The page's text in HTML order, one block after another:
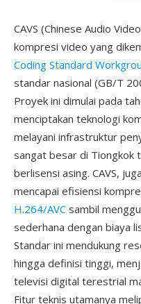
CAVS (Chinese Audio
kompresi video yang
Coding Standard
standar nasional (GB/T
Proyek ini dimulai pada
menciptakan teknologi
melayani infrastruktur
sangat besar di Tiongkok
berlisensi asing. CAVS,
mencapai efisiensi
H.264/AVC sambil
sederhana dengan biaya
Standar ini mendukung
hingga definisi tinggi,
televisi digital terestrial
Fitur teknis utamanya